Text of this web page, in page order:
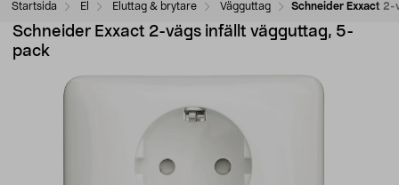
Startsida El Eluttag & brytare Vägguttag Schneider Exxact
Schneider Exxact 2-vägs infällt vägguttag, 5-
pack